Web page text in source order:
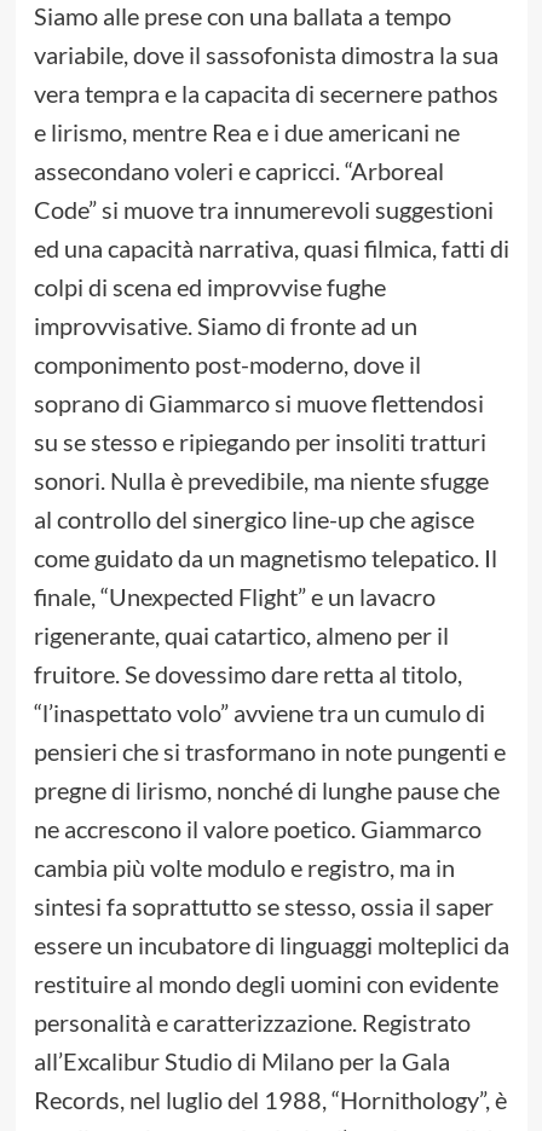
Siamo alle prese con una ballata a tempo
variabile, dove il sassofonista dimostra la sua
vera tempra e la capacita di secernere pathos
e lirismo, mentre Rea e i due americani ne
assecondano voleri e capricci. “Arboreal
Code” si muove tra innumerevoli suggestioni
ed una capacità narrativa, quasi filmica, fatti di
colpi di scena ed improvvise fughe
improvvisative. Siamo di fronte ad un
componimento post-moderno, dove il
soprano di Giammarco si muove flettendosi
su se stesso e ripiegando per insoliti tratturi
sonori. Nulla è prevedibile, ma niente sfugge
al controllo del sinergico line-up che agisce
come guidato da un magnetismo telepatico. Il
finale, “Unexpected Flight” e un lavacro
rigenerante, quai catartico, almeno per il
fruitore. Se dovessimo dare retta al titolo,
“l’inaspettato volo” avviene tra un cumulo di
pensieri che si trasformano in note pungenti e
pregne di lirismo, nonché di lunghe pause che
ne accrescono il valore poetico. Giammarco
cambia più volte modulo e registro, ma in
sintesi fa soprattutto se stesso, ossia il saper
essere un incubatore di linguaggi molteplici da
restituire al mondo degli uomini con evidente
personalità e caratterizzazione. Registrato
all’Excalibur Studio di Milano per la Gala
Records, nel luglio del 1988, “Hornithology”, è